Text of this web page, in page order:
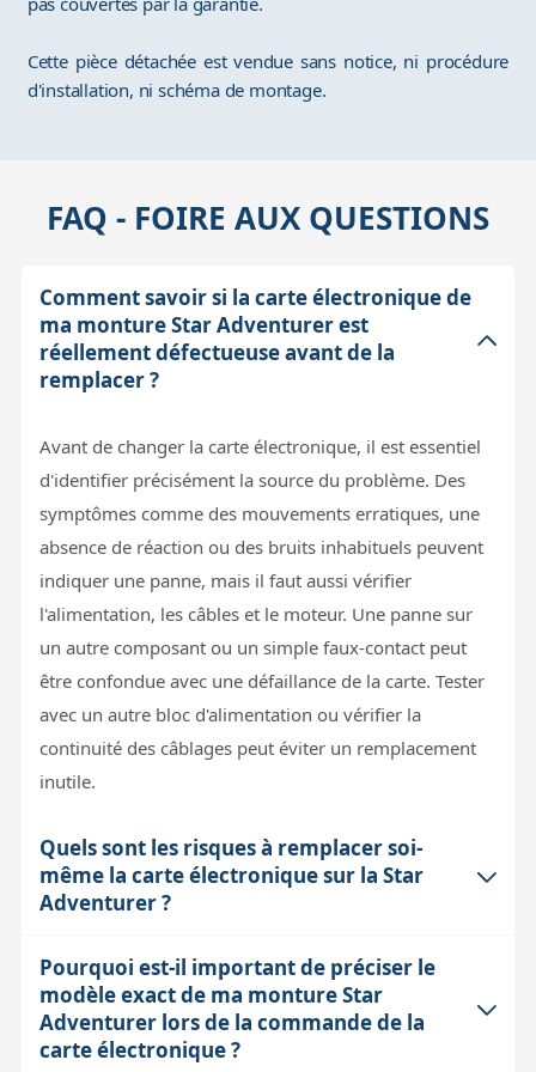
Cette pièce détachée est vendue sans notice, ni procédure
d'installation, ni schéma de montage.
FAQ - FOIRE AUX QUESTIONS
Comment savoir si la carte électronique de
ma monture Star Adventurer est
réellement défectueuse avant de la
remplacer ?
Avant de changer la carte électronique, il est essentiel
d'identifier précisément la source du problème. Des
symptômes comme des mouvements erratiques, une
absence de réaction ou des bruits inhabituels peuvent
indiquer une panne, mais il faut aussi vérifier
l'alimentation, les câbles et le moteur. Une panne sur
un autre composant ou un simple faux-contact peut
être confondue avec une défaillance de la carte. Tester
avec un autre bloc d'alimentation ou vérifier la
continuité des câblages peut éviter un remplacement
inutile.
Quels sont les risques à remplacer soi-
même la carte électronique sur la Star
Adventurer ?
Le remplacement de la carte électronique demande
une manipulation délicate. Sans précautions, vous
risquez d’endommager la nouvelle carte, notamment
Pourquoi est-il important de préciser le
modèle exact de ma monture Star
Adventurer lors de la commande de la
carte électronique ?